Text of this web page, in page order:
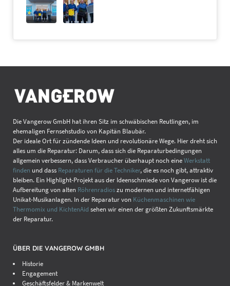
Die Vangerow GmbH hat ihren Sitz im schwäbischen Reutlingen, im
ehemaligen Fernsehstudio von Kapitän Blaubär.
Der ideale Ort für zündende Ideen und revolutionäre Wege. Hier dreht sich
alles um die Reparatur: Darum, dass sich die Reparaturbedingungen
allgemein verbessern, dass Verbraucher überhaupt noch eineWerkstatt
finden und dass Reparaturen für die Techniker, die es noch gibt, attraktiv
bleiben. Ein Highlight-Projekt aus der Ideenschmiede von Vangerow ist die
Aufbereitung von alten Röhrenradioszu modernen und internetfähigen
Unikat-Musikanlagen. In der Reparatur von Küchenmaschinen wie
Thermomix und KichtenAid sehen wir einen der größten Zukunftsmärkte
der Reparatur.
ÜBER DIE VANGEROW GMBH
Historie
Engagement
Geschäftsfelder & Markenwelt